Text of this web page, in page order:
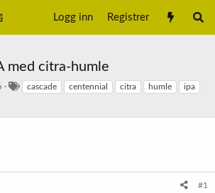
Logg inn Registrer
med citra-humle
d
cascade centennial citra humle
ipa
#1